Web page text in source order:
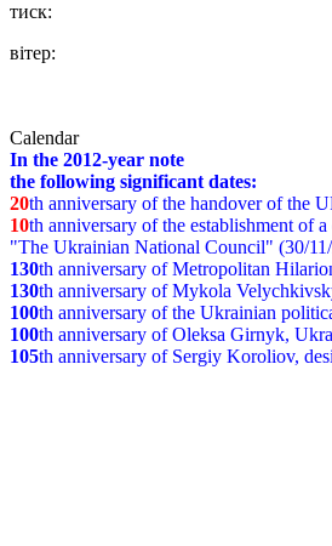
тиск:
вітер:
Calendar
In the 2012-year note
the following significant dates:
20th anniversary of the handover of the
10th anniversary of the establishment of
"The Ukrainian National Council" (30/
130th anniversary of Metropolitan
130th anniversary of Mykola
100th anniversary of the Ukrainian
100th anniversary of Oleksa Girnyk,
105th anniversary of Sergiy Koroliov,